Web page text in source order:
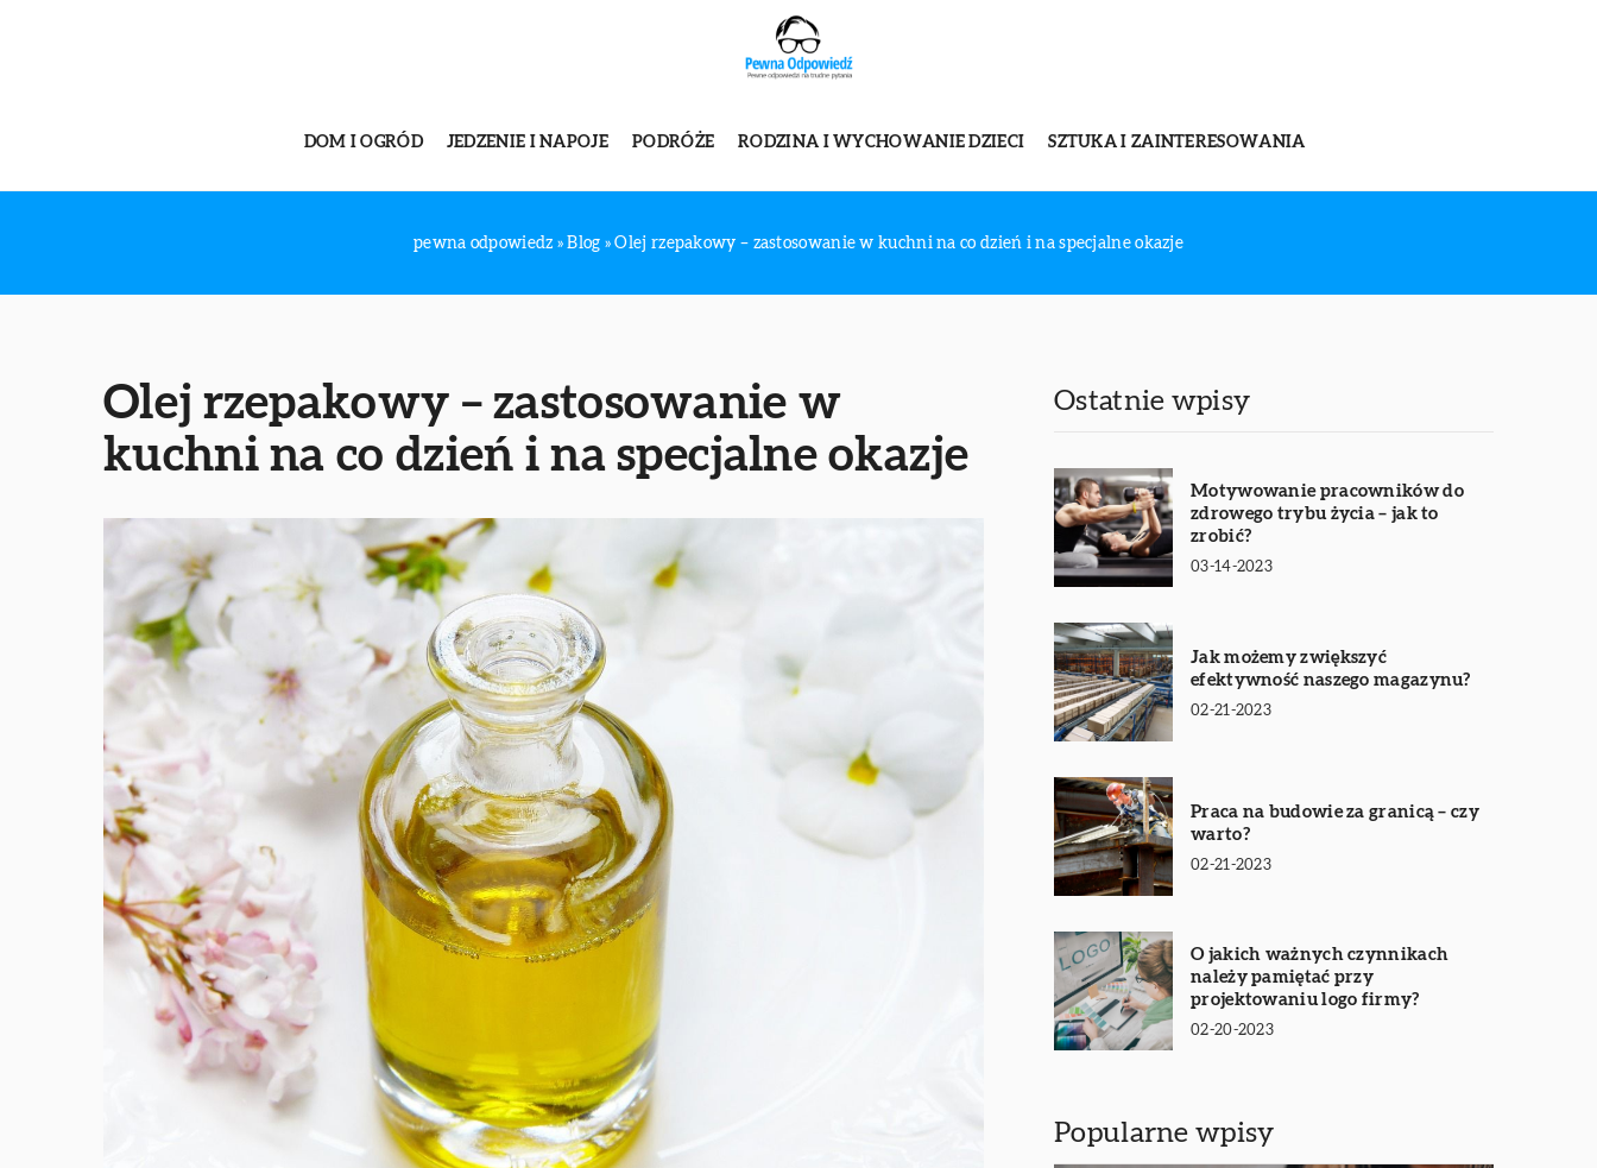
DOM I OGRÓD JEDZENIE I NAPOJE PODRÓŻE RODZINA I WYCHOWANIE DZIECI SZTUKA I ZAINTERESOWANIA
pewna odpowiedz »Blog »Olej rzepakowy – zastosowanie w kuchni na co dzień i na specjalne okazje
Olej rzepakowy – zastosowanie w
kuchni na co dzień i na specjalne okazje
Ostatnie wpisy
Motywowanie pracowników do
zdrowego trybu życia – jak to
zrobić?
03-14-2023
Jak możemy zwiększyć
efektywność naszego magazynu?
02-21-2023
Praca na budowie za granicą – czy
warto?
02-21-2023
O jakich ważnych czynnikach
należy pamiętać przy
projektowaniu logo firmy?
02-20-2023
Popularne wpisy